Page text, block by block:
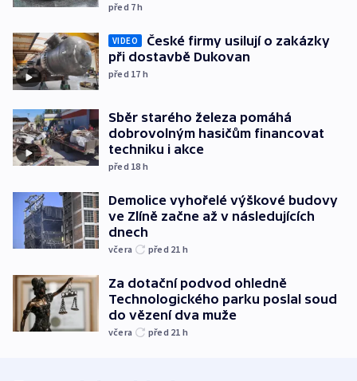
před 7h
VIDEO
České firmy usilují o zakázky
při dostavbě Dukovan
před 17 h
Sběr starého železa pomáhá
dobrovolným hasičům financovat
techniku i akce
před 18 h
Demolice vyhořelé výškové budovy
ve Zlíně začne až v následujících
dnech
včera před 21 h
Za dotační podvod ohledně
Technologického parku poslal soud
do vězení dva muže
včera před 21 h